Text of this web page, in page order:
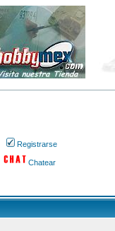
Registrarse
Chatear